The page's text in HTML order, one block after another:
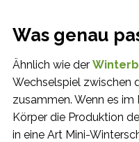
Was genau
Ähnlich wie der
Wechselspiel zwischen
zusammen. Wenn es
Körper die Produktion
in eine Art Mini-